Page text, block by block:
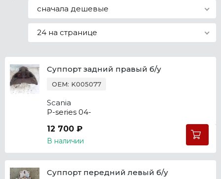
сначала дешевые
24 на странице
Суппорт задний правый б/у
OEM: K005077
Scania
P-series 04-
12 700 ₽
В наличии
Суппорт передний левый б/у